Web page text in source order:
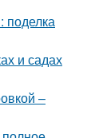
поделка
и садах
–